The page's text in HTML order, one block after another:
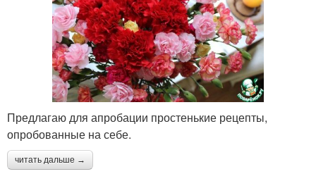
Предлагаю для апробации простенькие рецепты,
опробованные на себе.
читать дальше →